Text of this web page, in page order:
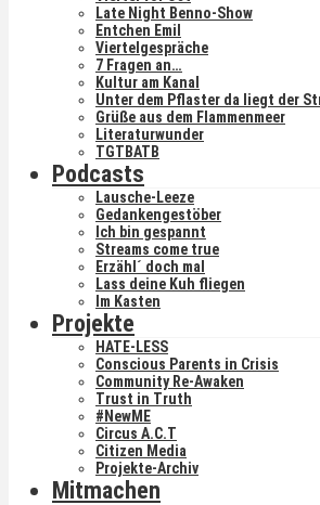
Late Night Benno-Show
Entchen Emil
Viertelgespräche
7 Fragen an…
Kultur am Kanal
Unter dem Pflaster da liegt der
Grüße aus dem Flammenmeer
Literaturwunder
TGTBATB
Podcasts
Lausche-Leeze
Gedankengestöber
Ich bin gespannt
Streams come true
Erzähl´ doch mal
Lass deine Kuh fliegen
Im Kasten
Projekte
HATE-LESS
Conscious Parents in Crisis
Community Re-Awaken
Trust in Truth
#NewME
Circus A.C.T
Citizen Media
Projekte-Archiv
Mitmachen